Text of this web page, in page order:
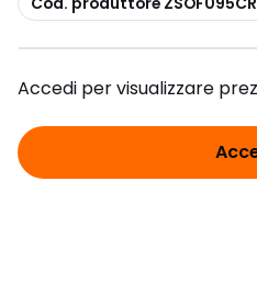
Accedi per visualizzare